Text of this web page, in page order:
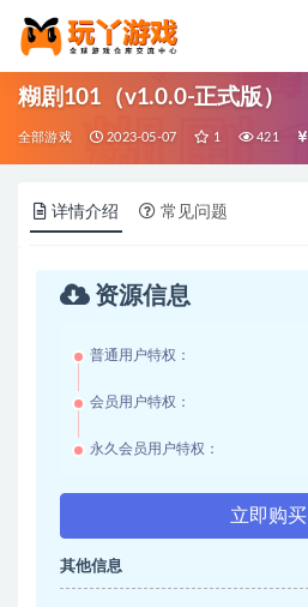
糊剧101（v1.0.0-正式版）
全部游戏 2023-05-07 1 421
详情介绍 常见问题
资源信息
普通用户特权：
会员用户特权：
永久会员用户特权：
立即购买
其他信息